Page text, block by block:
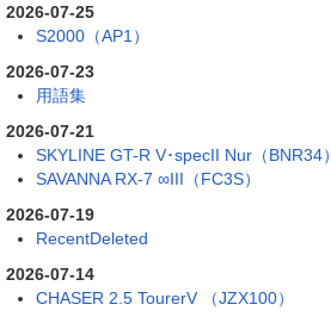
2026-07-25
S2000（AP1）
2026-07-23
用語集
2026-07-21
SKYLINE GT-R V･specII Nur（BNR34）
SAVANNA RX-7 ∞III（FC3S）
2026-07-19
RecentDeleted
2026-07-14
CHASER 2.5 TourerV （JZX100）